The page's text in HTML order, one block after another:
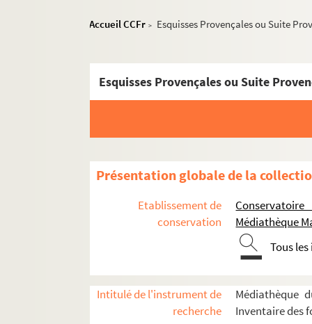
Accueil CCFr > Esquisses Provençales ou Suite
Esquisses Provençales ou Suite
Présentation globale de la
Etablissement de
conservation
Médiathèque
Tous
Intitulé de l'instrument de
recherche
Médiathèque
Inventaire des
Edmond Gaujac